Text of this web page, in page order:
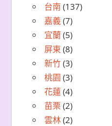
台南 (137)
嘉義(7)
宜蘭 (5)
屏東 (8)
新竹(3)
桃園 (3)
花蓮 (4)
苗栗 (2)
雲林(2)